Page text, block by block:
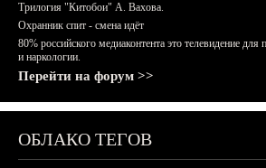
Трилогия "Китобои" А. Вахова.
Охранник спит - смена идёт
80% российского медиаконтента это телевидение для
и наркологии.
Перейти на форум >>
ОБЛАКО ТЕГОВ